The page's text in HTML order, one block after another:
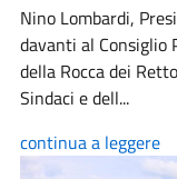
Nino Lombardi,
davanti al Consiglio
della Rocca dei
Sindaci e dell...
continua a leggere